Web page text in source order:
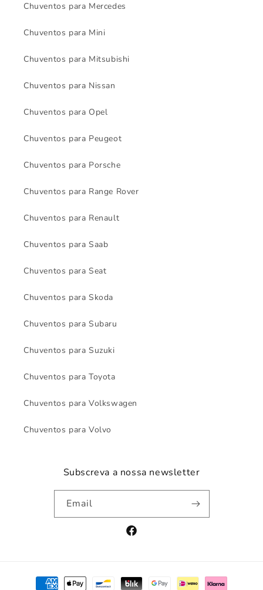
Chuventos para Mercedes
Chuventos para Mini
Chuventos para Mitsubishi
Chuventos para Nissan
Chuventos para Opel
Chuventos para Peugeot
Chuventos para Porsche
Chuventos para Range Rover
Chuventos para Renault
Chuventos para Saab
Chuventos para Seat
Chuventos para Skoda
Chuventos para Subaru
Chuventos para Suzuki
Chuventos para Toyota
Chuventos para Volkswagen
Chuventos para Volvo
Subscreva a nossa newsletter
Email
Facebook
Payment